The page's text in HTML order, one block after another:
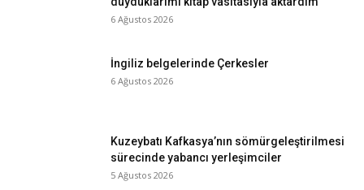
6 Ağustos 2026
İngiliz belgelerinde Çerkesler
6 Ağustos 2026
Kuzeybatı Kafkasya’nın sömürgeleştirilmesi
sürecinde yabancı yerleşimciler
5 Ağustos 2026